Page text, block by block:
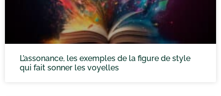
L’assonance, les exemples de la figure de style
qui fait sonner les voyelles